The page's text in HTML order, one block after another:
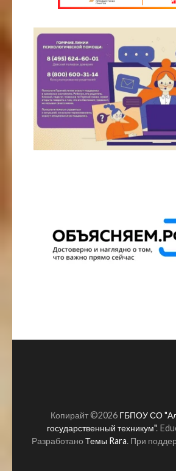
Копирайт ©2026 ГБПОУ СО
государственный техникум".
Разработано Темы Rara. При